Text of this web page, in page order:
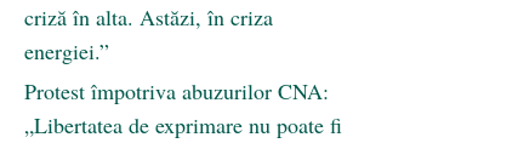
criză în alta. Astăzi, în criza
energiei.”
Protest împotriva abuzurilor CNA:
„Libertatea de exprimare nu poate fi